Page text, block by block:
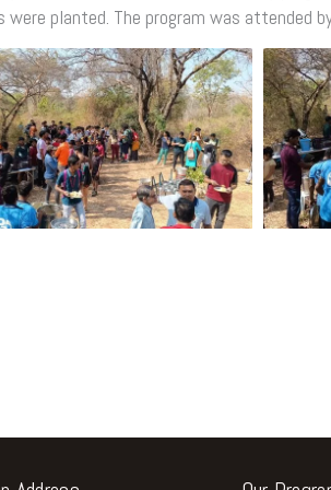
were planted. The program was attended